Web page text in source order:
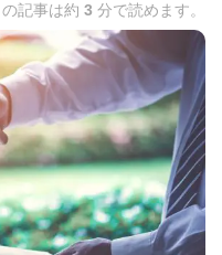
の記事は約 3 分で読めます。